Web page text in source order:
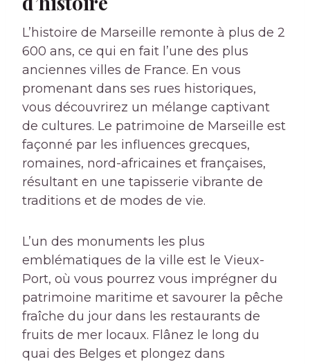
L’histoire de Marseille remonte à plus de 2
600 ans, ce qui en fait l’une des plus
anciennes villes de France. En vous
promenant dans ses rues historiques,
vous découvrirez un mélange captivant
de cultures. Le patrimoine de Marseille est
façonné par les influences grecques,
romaines, nord-africaines et françaises,
résultant en une tapisserie vibrante de
traditions et de modes de vie.
L’un des monuments les plus
emblématiques de la ville est le Vieux-
Port, où vous pourrez vous imprégner du
patrimoine maritime et savourer la pêche
fraîche du jour dans les restaurants de
fruits de mer locaux. Flânez le long du
quai des Belges et plongez dans